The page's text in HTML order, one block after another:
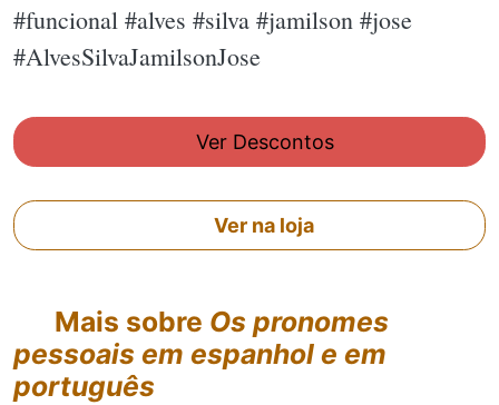
#funcional #alves #silva #jamilson #jose
#AlvesSilvaJamilsonJose
Ver Descontos
Ver na loja
Mais sobre Os pronomes
pessoais em espanhol e em
português